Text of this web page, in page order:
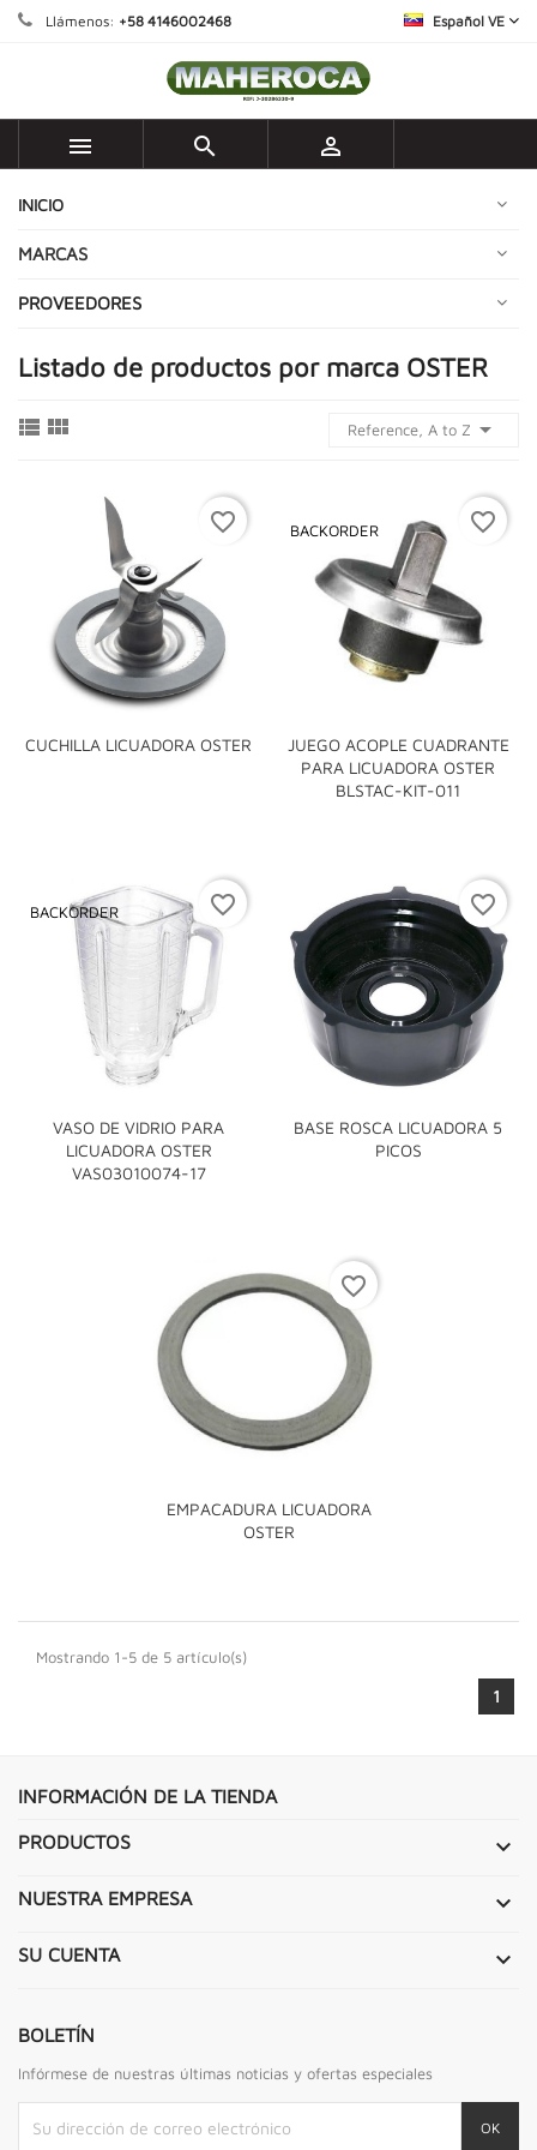
Llámenos: +58 4146002468 Español VE
  
INICIO
MARCAS
PROVEEDORES
Listado de productos por marca OSTER
  Reference, A to Z 
CUCHILLA LICUADORA OSTER
favorite_border
JUEGO ACOPLE CUADRANTE
PARA LICUADORA OSTER
BLSTAC-KIT-011
BACKORDER favorite_border
VASO DE VIDRIO PARA
LICUADORA OSTER
VAS03010074-17
BACKORDER favorite_border
BASE ROSCA LICUADORA 5
PICOS
favorite_border
EMPACADURA LICUADORA
OSTER
favorite_border
Mostrando 1-5 de 5 artículo(s)
1
INFORMACIÓN DE LA TIENDA
PRODUCTOS 
NUESTRA EMPRESA 
SU CUENTA 
BOLETÍN
Infórmese de nuestras últimas noticias y ofertas especiales